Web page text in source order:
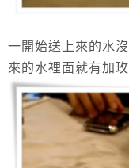
一開始送上來的水
來的水裡面就有加